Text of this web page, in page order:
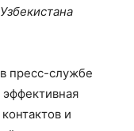
пресс-службе
и